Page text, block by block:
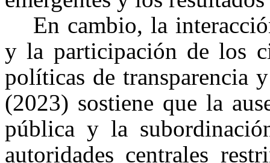
En cambio, la
y la participación de los
políticas de transparencia
(2023) sostiene que la
pública y la
autoridades centrales